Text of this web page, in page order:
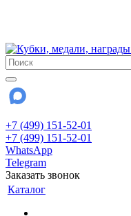
+7 (499) 151-52-01
+7 (499) 151-52-01
WhatsApp
Telegram
Заказать звонок
Каталог